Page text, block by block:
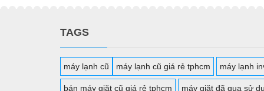
TAGS
máy lạnh cũ máy lạnh cũ giá rẻ tphcm máy lạnh
bán máy giặt cũ giá rẻ tphcm máy giặt đã qua sử